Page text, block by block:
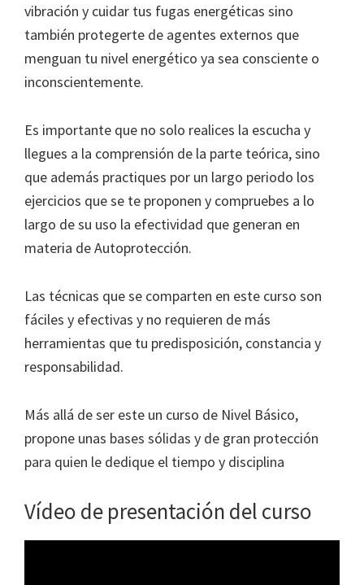
vibración y cuidar tus fugas energéticas sino
también protegerte de agentes externos que
menguan tu nivel energético ya sea consciente o
inconscientemente.
Es importante que no solo realices la escucha y
llegues a la comprensión de la parte teórica, sino
que además practiques por un largo periodo los
ejercicios que se te proponen y compruebes a lo
largo de su uso la efectividad que generan en
materia de Autoprotección.
Las técnicas que se comparten en este curso son
fáciles y efectivas y no requieren de más
herramientas que tu predisposición, constancia y
responsabilidad.
Más allá de ser este un curso de Nivel Básico,
propone unas bases sólidas y de gran protección
para quien le dedique el tiempo y disciplina
Vídeo de presentación del curso